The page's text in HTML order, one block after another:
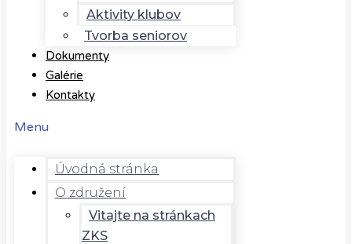
Aktivity klubov
Tvorba seniorov
Dokumenty
Galérie
Kontakty
Menu
Úvodná stránka
O združení
Vitajte na stránkach
ZKS